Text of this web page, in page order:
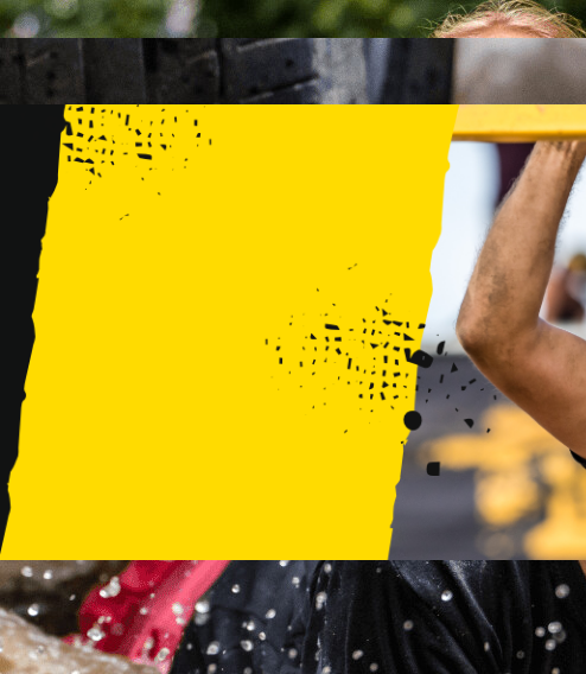
15 PRZESZKÓD
2 KM+
KIDS
15 PRZESZKÓD
1 KM+
TRENINGI
WYDARZENIA
RUNMAGEDDON LUBLIN ZALEW ZEMBORZYCKI 22/23.08.2026
RUNMAGEDDON ERGO ARENA GDAŃSK/SOPOT 12/13.09.2026
RUNMAGEDDON KIDS: DEMO WARSZAWA 24/26.09.2026
RUNMAGEDDON WROCŁAW KOPALNIA ROLANTOWICE 26/
RUNMAGEDDON WARSZAWA TWIERDZA MODLIN 10/11.10.2026
RUNMAGEDDON JURAPARK BAŁTÓW 24/25.10.2026
RUNMAGEDDON HALLOWEEN WARSZAWA 31.10.2026
TRENINGI
VOUCHERY
DLA ZAWODNIKÓW
ZDJĘCIA
KALENDARZ 2026
WYNIKI
LIGA RUNMAGEDDON 2026